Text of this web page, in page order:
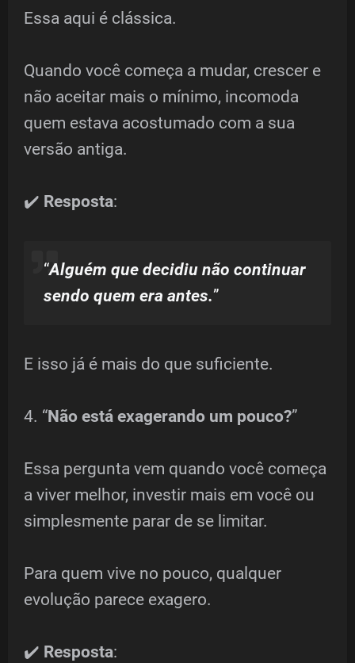
Essa aqui é clássica.
Quando você começa a mudar, crescer e
não aceitar mais o mínimo, incomoda
quem estava acostumado com a sua
versão antiga.
✔️ Resposta:
“Alguém que decidiu não continuar
sendo quem era antes.”
E isso já é mais do que suficiente.
4. “Não está exagerando um pouco?”
Essa pergunta vem quando você começa
a viver melhor, investir mais em você ou
simplesmente parar de se limitar.
Para quem vive no pouco, qualquer
evolução parece exagero.
✔️ Resposta: